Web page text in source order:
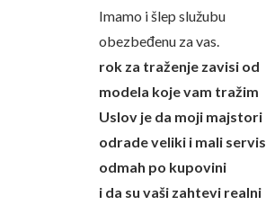
Imamo i šlep služubu
obezbeđenu za vas.
rok za traženje zavisi od
modela koje vam tražim
Uslov je da moji majstori
odrade veliki i mali servis
odmah po kupovini
i da su vaši zahtevi realni